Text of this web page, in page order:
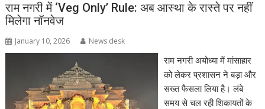
राम नगरी में ‘Veg Only’ Rule: अब आस्था के रास्ते पर नहीं
मिलेगा नॉनवेज
January 10, 2026 News desk
राम नगरी अयोध्या में मांसाहार
को लेकर प्रशासन ने बड़ा और
सख्त फैसला लिया है। लंबे
समय से चल रही शिकायतों के